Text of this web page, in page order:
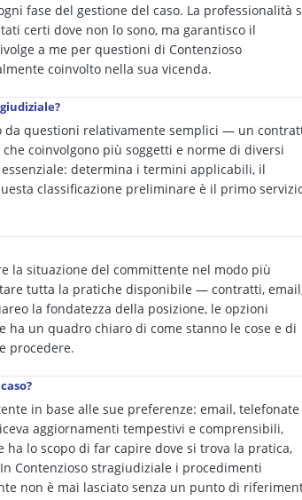
fase del gestione del caso. La professionalità
certi dove non lo sono, ma garantisco il
a me per questioni di Contenzioso
coinvolto nella sua vicenda.
da questioni relativamente semplici — un
coinvolgono più soggetti e norme di diversi
determina i termini applicabili, il
classificazione preliminare è il primo
la situazione del committente nel modo più
tutta la pratiche disponibile — contratti,
la fondatezza della posizione, le opzioni
un quadro chiaro di come stanno le cose e di
procedere.
in base alle sue preferenze: email, telefonate
aggiornamenti tempestivi e comprensibili,
lo scopo di far capire dove si trova la pratica,
Contenzioso stragiudiziale i procedimenti
non è mai lasciato senza un punto di